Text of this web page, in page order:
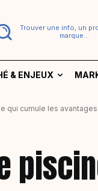
Trouver une info, un
marque...
& ENJEUX
qui cumule les avantages